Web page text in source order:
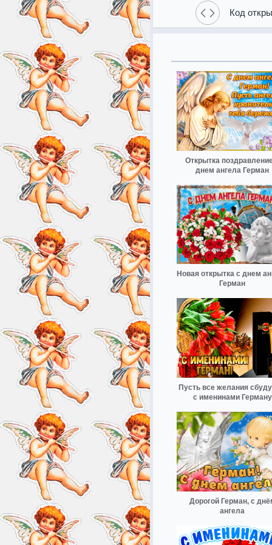
Код
Открытка
днем ангела Герман
Новая открытка с днем
Герман
Пусть все желания
с именинами Герману
Дорогой Герман, с
ангела